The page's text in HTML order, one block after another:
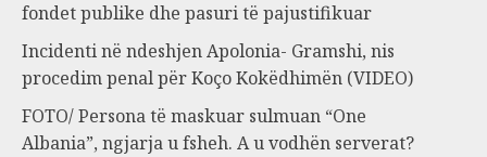
fondet publike dhe pasuri të pajustifikuar
Incidenti në ndeshjen Apolonia- Gramshi, nis
procedim penal për Koço Kokëdhimën (VIDEO)
FOTO/ Persona të maskuar sulmuan “One
Albania”, ngjarja u fsheh. A u vodhën serverat?